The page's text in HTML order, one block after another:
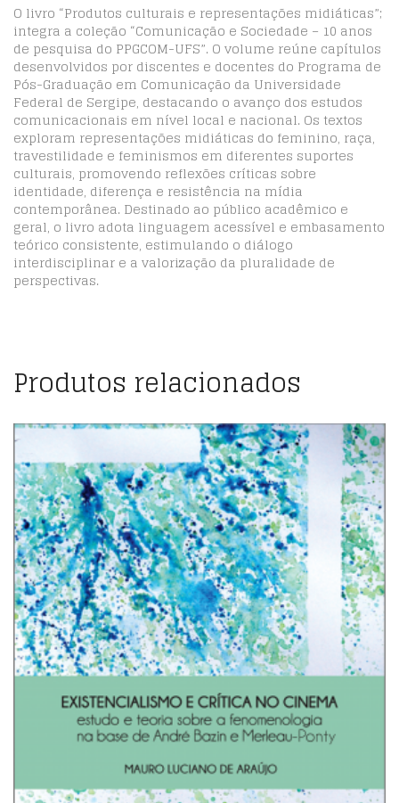
O livro “Produtos culturais e representações midiáticas”;
integra a coleção “Comunicação e Sociedade – 10 anos
de pesquisa do PPGCOM-UFS”. O volume reúne capítulos
desenvolvidos por discentes e docentes do Programa de
Pós-Graduação em Comunicação da Universidade
Federal de Sergipe, destacando o avanço dos estudos
comunicacionais em nível local e nacional. Os textos
exploram representações midiáticas do feminino, raça,
travestilidade e feminismos em diferentes suportes
culturais, promovendo reflexões críticas sobre
identidade, diferença e resistência na mídia
contemporânea. Destinado ao público acadêmico e
geral, o livro adota linguagem acessível e embasamento
teórico consistente, estimulando o diálogo
interdisciplinar e a valorização da pluralidade de
perspectivas.
Produtos relacionados